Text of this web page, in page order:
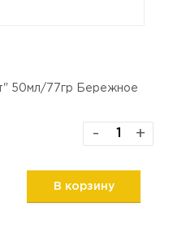
50мл/77гр Бережное
- +
В корзину